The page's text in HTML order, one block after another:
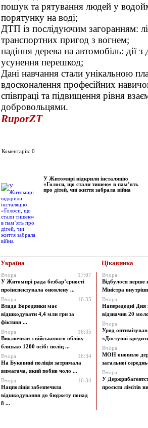
пошук та рятування людей у
порятунку на воді;
ДТП із послідуючим загоранням:
транспортних пригод з вогнем;
падіння дерева на автомобіль: дії
усунення перешкод;
Дані навчання стали унікальною
вдосконалення професійних
співпраці та підвищення рівня
добровольцями.
RuporZT
Коментарів: 0
У Житомирі відкрили інсталяцію
«Голоси, що стали тишею» в пам’ять
про дітей, чиї життя забрала війна
Україна Цікавинка
Вчора
17:07
У Житомирі рада безбар’єрності
проінспектувала оновлену ...
Вчора
16:35
Влада Бородянки має
відшкодувати 4,4 млн грн за
фіктивн ...
Вчора
16:35
Виключили з військового обліку
близько 1200 осіб: поліц ...
Вчора
16:34
На Буковині поліція затримала
вимагача, який побив чоло ...
Вчора
16:34
Нацполіція забезпечила
відшкодування до бюджету понад
8 ...
Вчора
Відбулося перше
Міністра
Вчора
Напередодні Дня
відзначив 20
Вчора
Уряд
«Доступні
Вчора
МОН оновило
загальної
Вчора
У
проєкти лімітів